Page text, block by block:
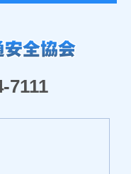
7111